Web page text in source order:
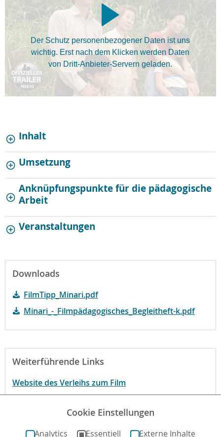
Der Schutz personenbezogener Daten ist uns
wichtig. Erst nach dem Klicken werden Daten
von Dritt-Anbieter-Servern geladen.
Inhalt
Umsetzung
Anknüpfungspunkte für die pädagogische
Arbeit
Veranstaltungen
Downloads
FilmTipp_Minari.pdf
Minari_-_Filmpädagogisches_Begleitheft-k.pdf
Weiterführende Links
Website des Verleihs zum Film
Begründung der FBW
Begründung der FBW Jugend-Filmjury
Cookie Einstellungen
Analytics Essentiell Externe Inhalte